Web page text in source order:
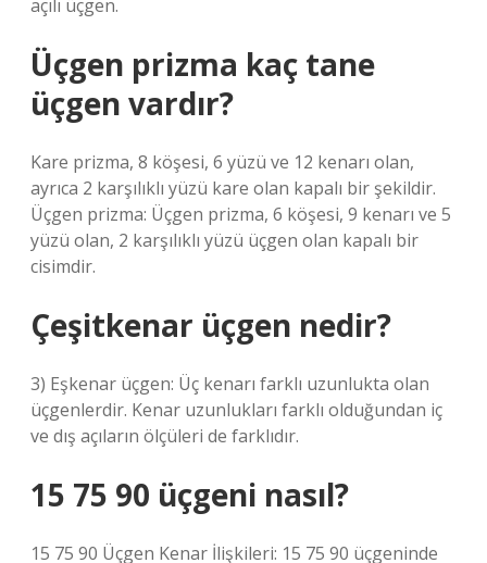
açılı üçgen.
Üçgen prizma kaç tane
üçgen vardır?
Kare prizma, 8 köşesi, 6 yüzü ve 12 kenarı olan,
ayrıca 2 karşılıklı yüzü kare olan kapalı bir şekildir.
Üçgen prizma: Üçgen prizma, 6 köşesi, 9 kenarı ve 5
yüzü olan, 2 karşılıklı yüzü üçgen olan kapalı bir
cisimdir.
Çeşitkenar üçgen nedir?
3) Eşkenar üçgen: Üç kenarı farklı uzunlukta olan
üçgenlerdir. Kenar uzunlukları farklı olduğundan iç
ve dış açıların ölçüleri de farklıdır.
15 75 90 üçgeni nasıl?
15 75 90 Üçgen Kenar İlişkileri: 15 75 90 üçgeninde